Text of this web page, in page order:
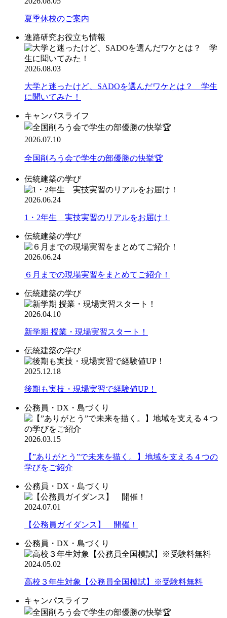
夏季休校のご案内
進路研究お役立ち情報
2026.08.03
大学と迷ったけど、SADOを選んだワケとは？ 学生
に聞いてみた！
キャンパスライフ
2026.07.10
全国削ろう会で学生の部優勝の快挙🏆
伝統建築の学び
2026.06.24
1・2年生 実技実習のリアルをお届け！
伝統建築の学び
2026.06.24
６月までの現場実習をまとめてご紹介！
伝統建築の学び
2026.04.10
新学期 授業・現場実習スタート！
伝統建築の学び
2025.12.18
後期も実技・現場実習で経験値UP！
公務員・DX・島づくり
2026.03.15
【”ありがとう”で未来を描く。】地域を支える４つの
学びをご紹介
公務員・DX・島づくり
2024.07.01
【公務員ガイダンス】 開催！
公務員・DX・島づくり
2024.05.02
高校３年生対象【公務員全国模試】※受験料無料
キャンパスライフ